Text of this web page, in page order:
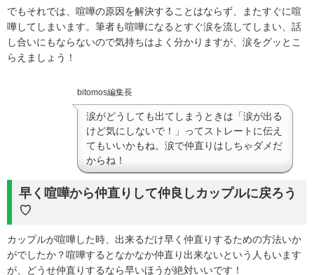
でもそれでは、喧嘩の原因を解決することはならず、またすぐに喧
嘩してしまいます。筆者も喧嘩になるとすぐ涙を流してしまい、話
し合いにもならないので気持ちはよく分かりますが、涙をグッとこ
らえましょう！
bitomos編集長
涙がどうしても出てしまうときは「涙が出る
けど気にしないで！」ってストレートに伝え
てもいいかもね。涙で仲直りはしちゃダメだ
からね！
早く喧嘩から仲直りして仲良しカップルに戻ろう
♡
カップルが喧嘩した時、出来るだけ早く仲直りするための方法いか
がでしたか？喧嘩するとなかなか仲直り出来ないという人もいます
が、どうせ仲直りするなら早いほうが絶対いいです！